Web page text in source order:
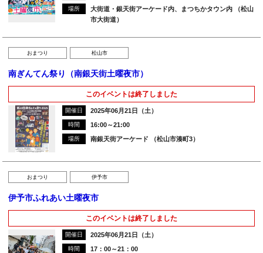
場所
大街道・銀天街アーケード内、まつちかタウン内 （松山
市大街道）
おまつり 松山市
南ぎんてん祭り（南銀天街土曜夜市）
このイベントは終了しました
開催日 2025年06月21日（土）
時間 16:00～21:00
場所 南銀天街アーケード （松山市湊町3）
おまつり 伊予市
伊予市ふれあい土曜夜市
このイベントは終了しました
開催日 2025年06月21日（土）
時間 17：00～21：00